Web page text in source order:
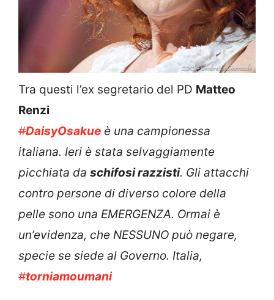
Tra questi l’ex segretario del PD Matteo
Renzi
#DaisyOsakue è una campionessa
italiana. Ieri è stata selvaggiamente
picchiata da schifosi razzisti. Gli attacchi
contro persone di diverso colore della
pelle sono una EMERGENZA. Ormai è
un’evidenza, che NESSUNO può negare,
specie se siede al Governo. Italia,
#torniamoumani